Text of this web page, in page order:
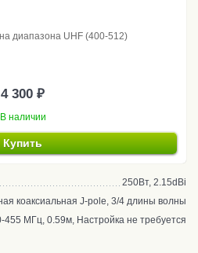
диапазона UHF (400-512)
4 300 ₽
В наличии
Купить
250Вт, 2.15dBi
коаксиальная J-pole, 3/4 длины волны
455 МГц, 0.59м, Настройка не требуется